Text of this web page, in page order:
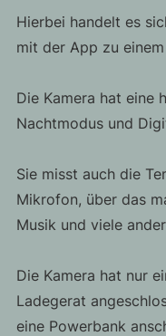
Hierbei handelt es
mit der App zu
Die Kamera hat eine
Nachtmodus und
Sie misst auch die
Mikrofon, über das
Musik und viele
Die Kamera hat nur
Ladegerat
eine Powerbank